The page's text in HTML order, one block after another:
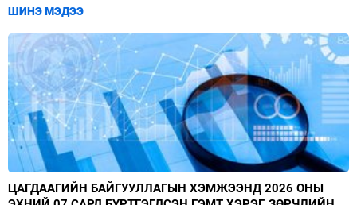
ШИНЭ МЭДЭЭ
ЦАГДААГИЙН БАЙГУУЛЛАГЫН ХЭМЖЭЭНД 2026 ОНЫ